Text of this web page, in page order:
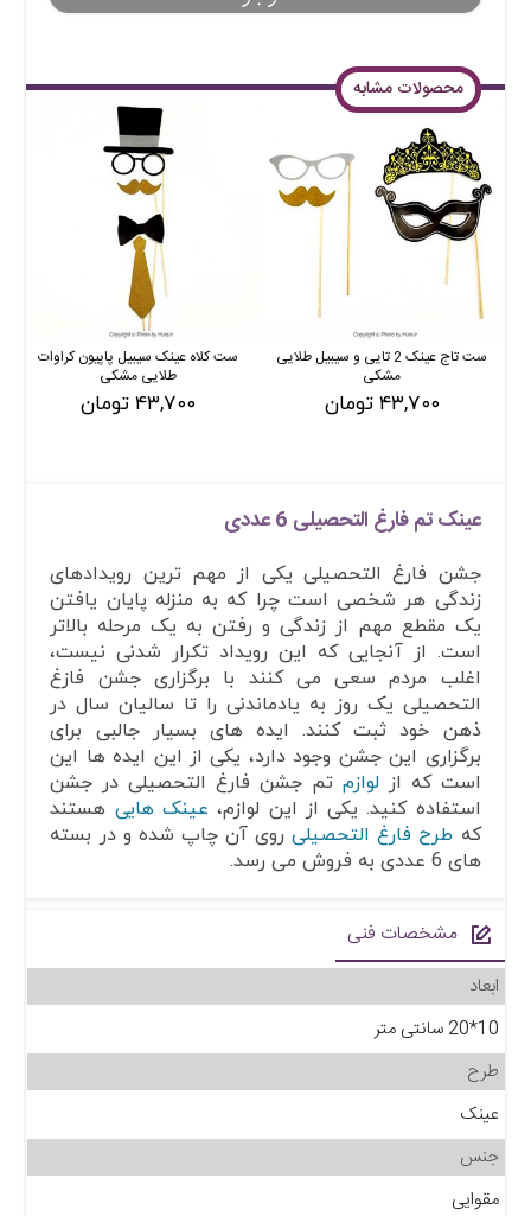
محصولات مشابه
ست تاج عینک 2 تایی و سیبیل طلایی
مشکی
۴۳,۷۰۰ تومان
ست کلاه عینک سیبیل پاپیون کراوات
طلایی مشکی
۴۳,۷۰۰ تومان
عینک تم فارغ التحصیلی 6 عددی
جشن فارغ التحصیلی یکی از مهم ترین رویدادهای
زندگی هر شخصی است چرا که به منزله پایان یافتن
یک مقطع مهم از زندگی و رفتن به یک مرحله بالاتر
است. از آنجایی که این رویداد تکرار شدنی نیست،
اغلب مردم سعی می کنند با برگزاری جشن فازغ
التحصیلی یک روز به یادماندنی را تا سالیان سال در
ذهن خود ثبت کنند. ایده های بسیار جالبی برای
برگزاری این جشن وجود دارد، یکی از این ایده ها این
است که از لوازم تم جشن فارغ التحصیلی در جشن
استفاده کنید. یکی از این لوازم، عینک هایی هستند
که طرح فارغ التحصیلیروی آن چاپ شده و در بسته
های 6 عددی به فروش می رسد.
مشخصات فنی
ابعاد
10*20 سانتی متر
طرح
عینک
جنس
مقوایی